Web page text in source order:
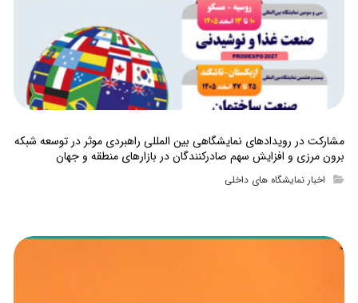
مشارکت در رویدادهای نمایشگاهی بین المللی راهبردی موثر در توسعه شبکه
برون مرزی و افزایش سهم صادرکنندگان در بازارهای منطقه و جهان
اخبار نمایشگاه های داخلی